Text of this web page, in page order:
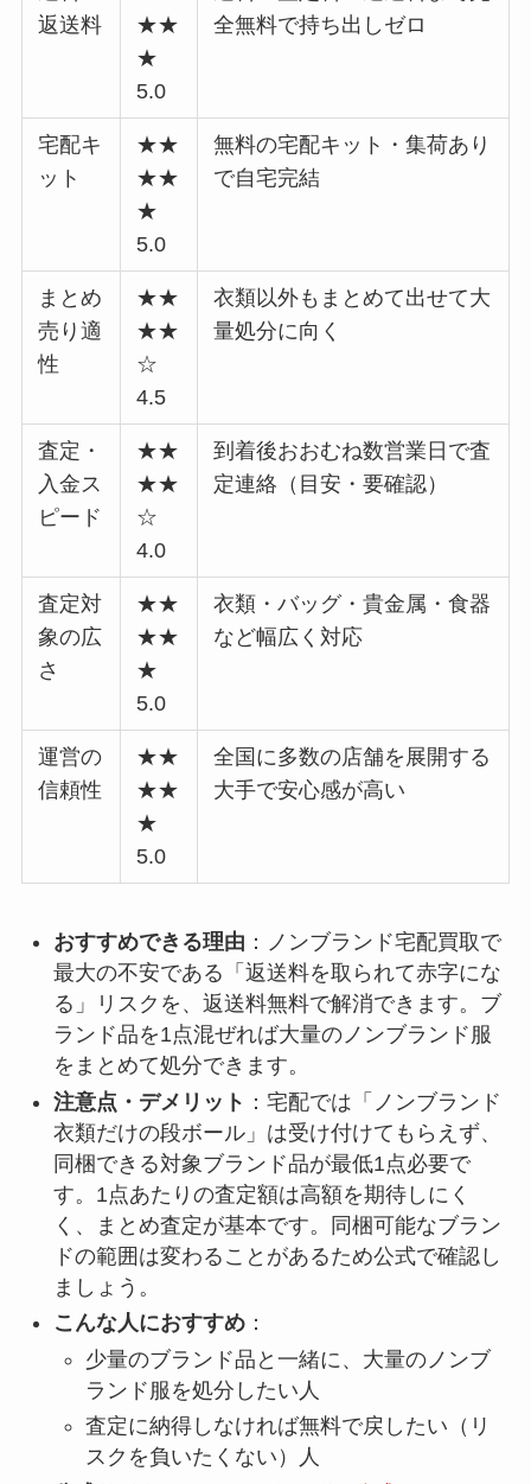
返送料
★★
★
5.0
全無料で持ち出しゼロ
宅配キ
ット
★★
★★
★
5.0
無料の宅配キット・集荷あり
で自宅完結
まとめ
売り適
性
★★
★★
☆
4.5
衣類以外もまとめて出せて大
量処分に向く
査定・
入金ス
ピード
★★
★★
☆
4.0
到着後おおむね数営業日で査
定連絡（目安・要確認）
査定対
象の広
さ
★★
★★
★
5.0
衣類・バッグ・貴金属・食器
など幅広く対応
運営の
信頼性
★★
★★
★
5.0
全国に多数の店舗を展開する
大手で安心感が高い
おすすめできる理由 ：ノンブランド宅配買取で
最大の不安である「返送料を取られて赤字にな
る」リスクを、返送料無料で解消できます。ブ
ランド品を1点混ぜれば大量のノンブランド服
をまとめて処分できます。
注意点・デメリット ：宅配では「ノンブランド
衣類だけの段ボール」は受け付けてもらえず、
同梱できる対象ブランド品が最低1点必要で
す。1点あたりの査定額は高額を期待しにく
く、まとめ査定が基本です。同梱可能なブラン
ドの範囲は変わることがあるため公式で確認し
ましょう。
こんな人におすすめ：
少量のブランド品と一緒に、大量のノンブ
ランド服を処分したい人
査定に納得しなければ無料で戻したい（リ
スクを負いたくない）人